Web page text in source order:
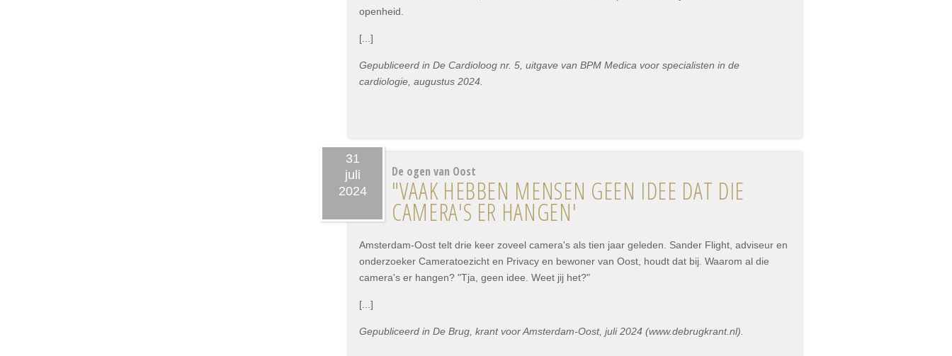
openheid.
[...]
Gepubliceerd in De Cardioloog nr. 5, uitgave van BPM Medica voor specialisten in de
cardiologie, augustus 2024.
31
juli
2024
De ogen van Oost
"VAAK HEBBEN MENSEN GEEN IDEE DAT DIE
CAMERA'S ER HANGEN'
Amsterdam-Oost telt drie keer zoveel camera's als tien jaar geleden. Sander Flight, adviseur en
onderzoeker Cameratoezicht en Privacy en bewoner van Oost, houdt dat bij. Waarom al die
camera's er hangen? "Tja, geen idee. Weet jij het?"
[...]
Gepubliceerd in De Brug, krant voor Amsterdam-Oost, juli 2024 (www.debrugkrant.nl).